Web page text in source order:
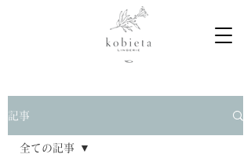
記事
全ての記事